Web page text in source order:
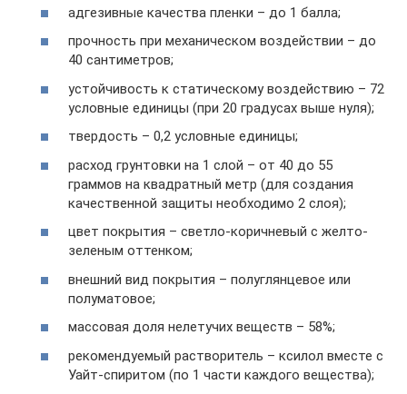
адгезивные качества пленки – до 1 балла;
прочность при механическом воздействии – до
40 сантиметров;
устойчивость к статическому воздействию – 72
условные единицы (при 20 градусах выше нуля);
твердость – 0,2 условные единицы;
расход грунтовки на 1 слой – от 40 до 55
граммов на квадратный метр (для создания
качественной защиты необходимо 2 слоя);
цвет покрытия – светло-коричневый с желто-
зеленым оттенком;
внешний вид покрытия – полуглянцевое или
полуматовое;
массовая доля нелетучих веществ – 58%;
рекомендуемый растворитель – ксилол вместе с
Уайт-спиритом (по 1 части каждого вещества);